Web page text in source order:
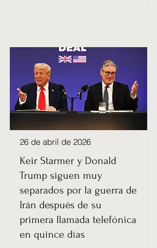
26 de abril de 2026
Keir Starmer y Donald
Trump siguen muy
separados por la guerra de
Irán después de su
primera llamada telefónica
en quince días